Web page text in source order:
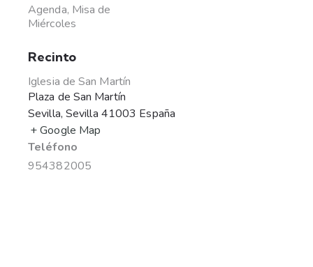
Agenda, Misa de
Miércoles
Recinto
Iglesia de San Martín
Plaza de San Martín
Sevilla, Sevilla 41003 España
+ Google Map
Teléfono
954382005